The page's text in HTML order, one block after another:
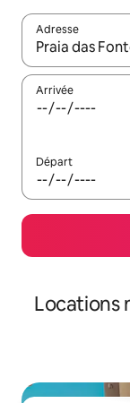
Adresse
Lorsque les
Arrivée
Départ
Locations